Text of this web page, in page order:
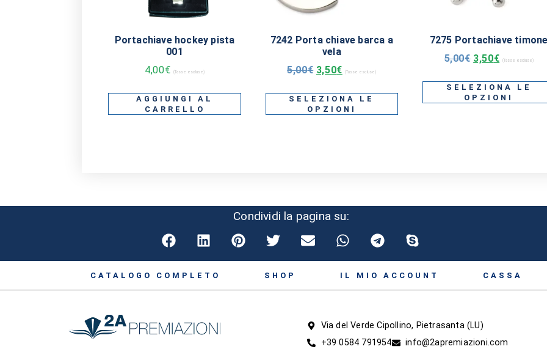
Portachiave hockey pista
001
4,00€ (Tasse escluse)
AGGIUNGI AL
CARRELLO
7242 Porta chiave barca a
vela
5,00€ 3,50€ (Tasse escluse)
SELEZIONA LE
OPZIONI
7275 Portachiave
5,00€ 3,50€ (Tasse escluse)
SELEZIONA LE
OPZIONI
Condividi la pagina su:
CATALOGO COMPLETO SHOP IL MIO ACCOUNT CASSA
Via del Verde Cipollino, Pietrasanta (LU)
+39 0584 791954
info@2apremiazioni.com